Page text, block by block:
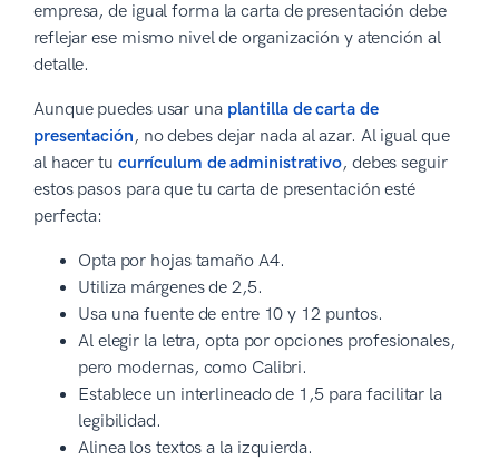
empresa, de igual forma la carta de presentación debe
reflejar ese mismo nivel de organización y atención al
detalle.
Aunque puedes usar una plantilla de carta de
presentación, no debes dejar nada al azar. Al igual que
al hacer tu currículum de administrativo, debes seguir
estos pasos para que tu carta de presentación esté
perfecta:
Opta por hojas tamaño A4.
Utiliza márgenes de 2,5.
Usa una fuente de entre 10 y 12 puntos.
Al elegir la letra, opta por opciones profesionales,
pero modernas, como Calibri.
Establece un interlineado de 1,5 para facilitar la
legibilidad.
Alinea los textos a la izquierda.